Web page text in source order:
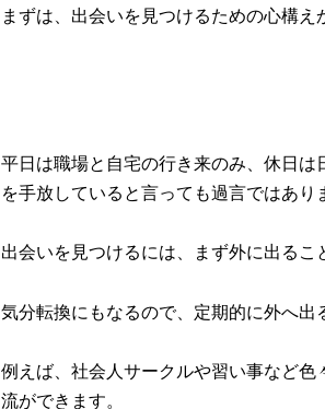
まずは、出会いを見つけるための心構え
平日は職場と自宅の行き来のみ、休日
を手放していると言っても過言ではあり
出会いを見つけるには、まず外に出るこ
気分転換にもなるので、定期的に外へ出
例えば、社会人サークルや習い事など
流ができます。